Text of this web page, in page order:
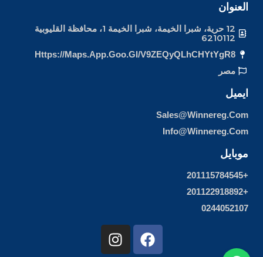
العنوان
12 حرية، شبرا الخيمة، شبرا الخيمة 1، محافظة القليوبية
6210112
Https://maps.app.goo.gl/v9ZEQyQLhCHYtYgR8
مصر
ايميل
Sales@winnereg.com
Info@winnereg.com
موبايل
+201115784545
+201122918892
0244052107
F
a
I
n